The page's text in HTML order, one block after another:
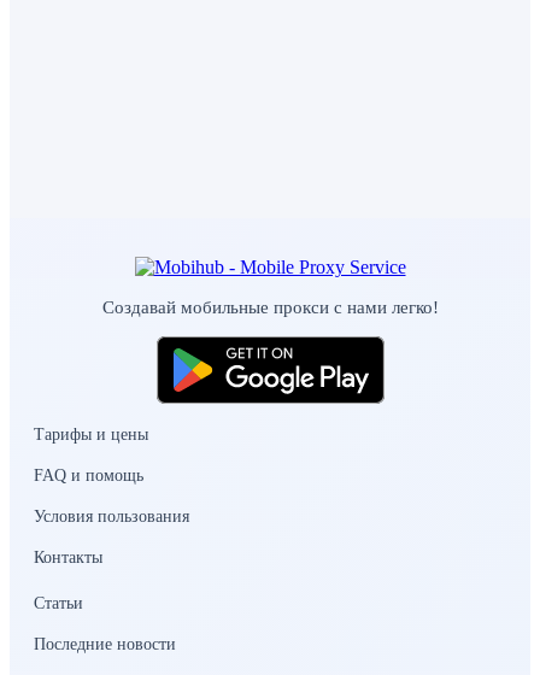
Создавай мобильные прокси с нами легко!
Тарифы и цены
FAQ и помощь
Условия пользования
Контакты
Статьи
Последние новости